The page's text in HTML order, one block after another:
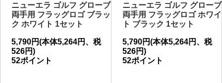
ニューエラ ゴルフ グローブ
両手用 フラッグロゴ ブラッ
ク ホワイト 1セット
5,790円(本体5,264円、税
526円)
52ポイント
ニューエラ ゴルフ グローブ
両手用 フラッグロゴ ホワイ
ト ブラック 1セット
5,790円(本体5,264円、税
526円)
52ポイント